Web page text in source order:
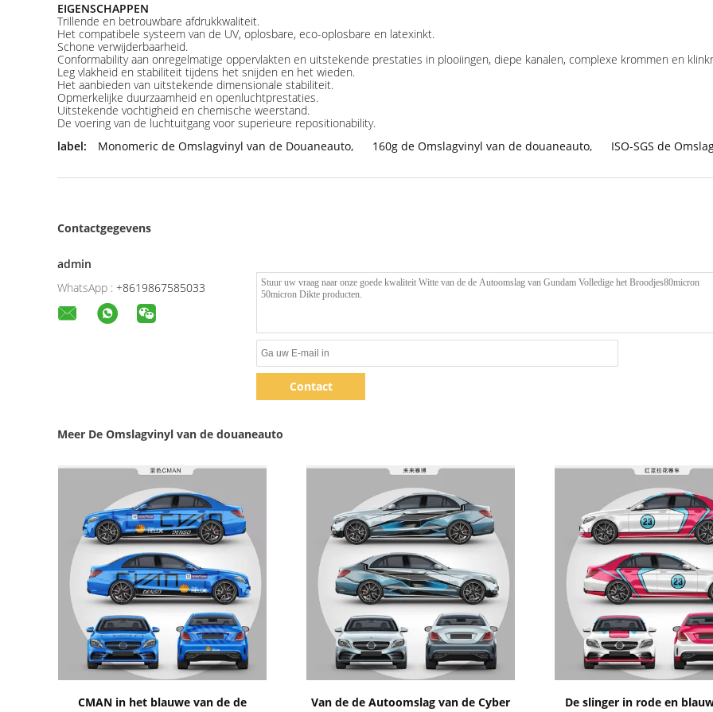
EIGENSCHAPPEN
Trillende en betrouwbare afdrukkwaliteit.
Het compatibele systeem van de UV, oplosbare, eco-oplosbare en latexinkt.
Schone verwijderbaarheid.
Conformability aan onregelmatige oppervlakten en uitstekende prestaties in plooiingen, diepe kanalen, complexe krommen en
Leg vlakheid en stabiliteit tijdens het snijden en het wieden.
Het aanbieden van uitstekende dimensionale stabiliteit.
Opmerkelijke duurzaamheid en openluchtprestaties.
Uitstekende vochtigheid en chemische weerstand.
De voering van de luchtuitgang voor superieure repositionability.
label:
Monomeric de Omslagvinyl van de Douaneauto, 160g de Omslagvinyl van de douaneauto, ISO-SGS de
Contactgegevens
admin
WhatsApp : +8619867585033
Contact
Meer De Omslagvinyl van de douaneauto
CMAN in het blauwe van de de Van de de Autoomslag van de Cyber De slinger in rode en